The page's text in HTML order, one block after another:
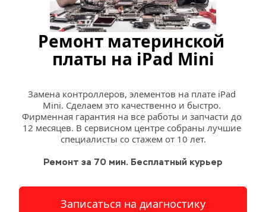
Ремонт материнской
платы на iPad Mini
Замена контроллеров, элементов на плате iPad
Mini. Сделаем это качественно и быстро.
Фирменная гарантия на все работы и запчасти до
12 месяцев. В сервисном центре собраны лучшие
специалисты со стажем от 10 лет.
Ремонт за 70 мин. Бесплатный курьер
Записаться на диагностику